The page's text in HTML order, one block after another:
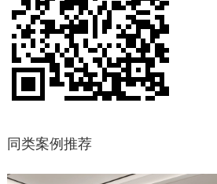
同类案例推荐